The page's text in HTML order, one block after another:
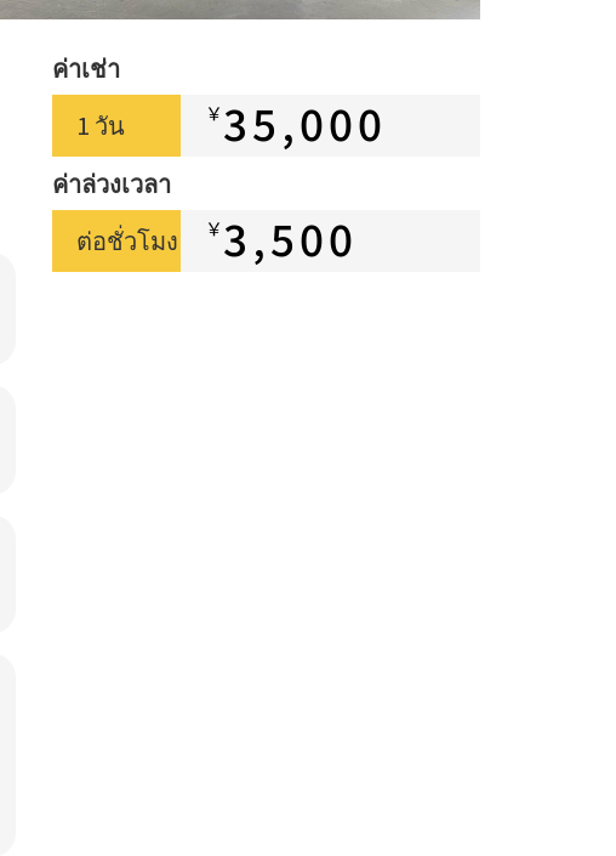
ค่าเช่า
1 วัน
￥35,000
ค่าล่วงเวลา
ต่อชั่วโมง
￥3,500